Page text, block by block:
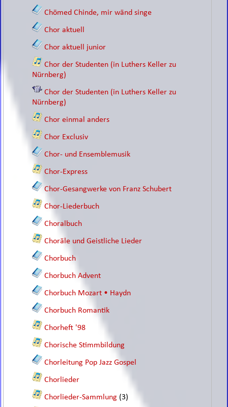
Chömed Chinde, mir wänd singe
Chor aktuell
Chor aktuell junior
Chor der Studenten (in Luthers Keller zu
Nürnberg)
Chor der Studenten (in Luthers Keller zu
Nürnberg)
Chor einmal anders
Chor Exclusiv
Chor- und Ensemblemusik
Chor-Express
Chor-Gesangwerke von Franz Schubert
Chor-Liederbuch
Choralbuch
Choräle und Geistliche Lieder
Chorbuch
Chorbuch Advent
Chorbuch Mozart • Haydn
Chorbuch Romantik
Chorheft '98
Chorische Stimmbildung
Chorleitung Pop Jazz Gospel
Chorlieder
Chorlieder-Sammlung (3)